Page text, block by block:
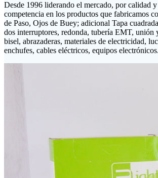
Desde 1996 liderando el mercado, por calidad
competencia en los productos que fabricamos
de Paso, Ojos de Buey; adicional Tapa
dos interruptores, redonda, tubería EMT, unión
bisel, abrazaderas, materiales de electricidad,
enchufes, cables eléctricos, equipos electrónicos.